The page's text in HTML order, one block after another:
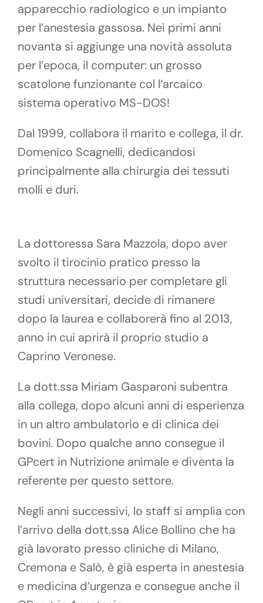
apparecchio radiologico e un impianto
per l’anestesia gassosa. Nei primi anni
novanta si aggiunge una novità assoluta
per l’epoca, il computer: un grosso
scatolone funzionante col l’arcaico
sistema operativo MS-DOS!
Dal 1999, collabora il marito e collega, il dr.
Domenico Scagnelli, dedicandosi
principalmente alla chirurgia dei tessuti
molli e duri.
La dottoressa Sara Mazzola, dopo aver
svolto il tirocinio pratico presso la
struttura necessario per completare gli
studi universitari, decide di rimanere
dopo la laurea e collaborerà fino al 2013,
anno in cui aprirà il proprio studio a
Caprino Veronese.
La dott.ssa Miriam Gasparoni subentra
alla collega, dopo alcuni anni di esperienza
in un altro ambulatorio e di clinica dei
bovini. Dopo qualche anno consegue il
GPcert in Nutrizione animale e diventa la
referente per questo settore.
Negli anni successivi, lo staff si amplia con
l’arrivo della dott.ssa Alice Bollino che ha
già lavorato presso cliniche di Milano,
Cremona e Salò, è già esperta in anestesia
e medicina d’urgenza e consegue anche il